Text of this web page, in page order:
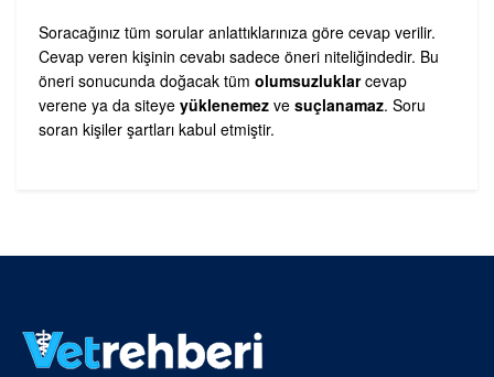
Soracağınız tüm sorular anlattıklarınıza göre cevap verilir.
Cevap veren kişinin cevabı sadece öneri niteliğindedir. Bu
öneri sonucunda doğacak tüm olumsuzluklarcevap
verene ya da siteye yüklenemez ve suçlanamaz. Soru
soran kişiler şartları kabul etmiştir.